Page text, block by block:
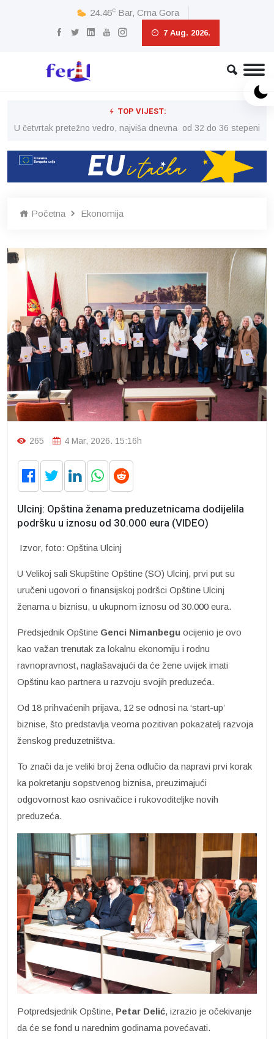
24.46c Bar, Crna Gora
7 Aug. 2026.
TOP VIJEST:
U četvrtak pretežno vedro, najviša dnevna od 32 do 36 stepeni
Početna Ekonomija
265 4 Mar, 2026. 15:16h
Ulcinj: Opština ženama preduzetnicama dodijelila
podršku u iznosu od 30.000 eura (VIDEO)
Izvor, foto: Opština Ulcinj
U Velikoj sali Skupštine Opštine (SO) Ulcinj, prvi put su
uručeni ugovori o finansijskoj podršci Opštine Ulcinj
ženama u biznisu, u ukupnom iznosu od 30.000 eura.
Predsjednik Opštine Genci Nimanbegu ocijenio je ovo
kao važan trenutak za lokalnu ekonomiju i rodnu
ravnopravnost, naglašavajući da će žene uvijek imati
Opštinu kao partnera u razvoju svojih preduzeća.
Od 18 prihvaćenih prijava, 12 se odnosi na ‘start-up’
biznise, što predstavlja veoma pozitivan pokazatelj razvoja
ženskog preduzetništva.
To znači da je veliki broj žena odlučio da napravi prvi korak
ka pokretanju sopstvenog biznisa, preuzimajući
odgovornost kao osnivačice i rukovoditeljke novih
preduzeća.
Potpredsjednik Opštine, Petar Delić, izrazio je očekivanje
da će se fond u narednim godinama povećavati.